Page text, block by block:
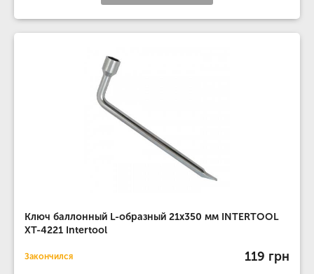
Ключ баллонный L-образный 21x350 мм INTERTOOL
XT-4221 Intertool
Закончился 119 грн